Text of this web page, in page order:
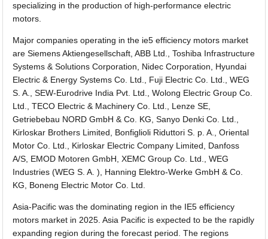
specializing in the production of high-performance electric
motors.
Major companies operating in the ie5 efficiency motors market
are Siemens Aktiengesellschaft, ABB Ltd., Toshiba Infrastructure
Systems & Solutions Corporation, Nidec Corporation, Hyundai
Electric & Energy Systems Co. Ltd., Fuji Electric Co. Ltd., WEG
S. A., SEW-Eurodrive India Pvt. Ltd., Wolong Electric Group Co.
Ltd., TECO Electric & Machinery Co. Ltd., Lenze SE,
Getriebebau NORD GmbH & Co. KG, Sanyo Denki Co. Ltd.,
Kirloskar Brothers Limited, Bonfiglioli Riduttori S. p. A., Oriental
Motor Co. Ltd., Kirloskar Electric Company Limited, Danfoss
A/S, EMOD Motoren GmbH, XEMC Group Co. Ltd., WEG
Industries (WEG S. A. ), Hanning Elektro-Werke GmbH & Co.
KG, Boneng Electric Motor Co. Ltd.
Asia-Pacific was the dominating region in the IE5 efficiency
motors market in 2025. Asia Pacific is expected to be the rapidly
expanding region during the forecast period. The regions